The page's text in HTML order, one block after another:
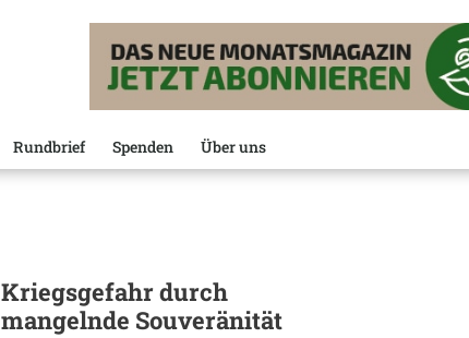
Rundbrief Spenden Über uns
Kriegsgefahr durch
mangelnde Souveränität